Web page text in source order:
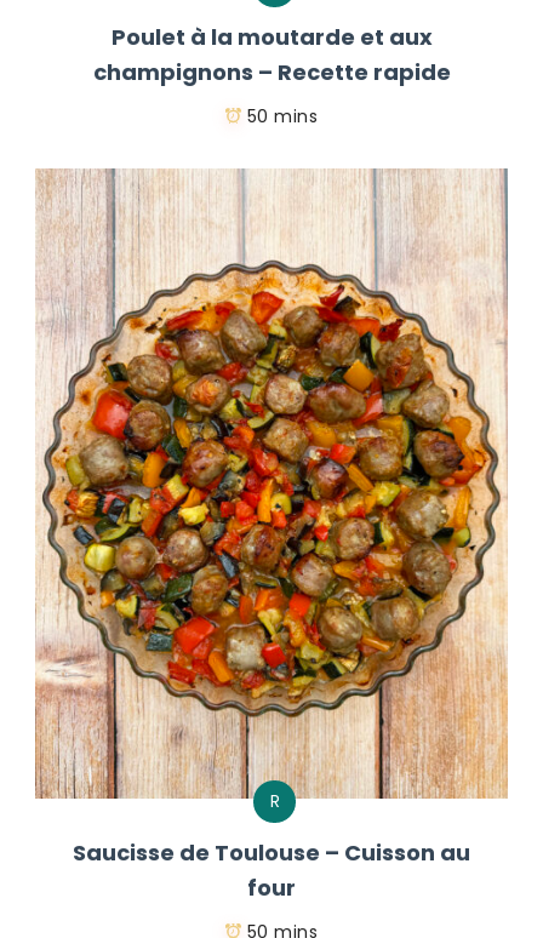
Poulet à la moutarde et aux
champignons – Recette rapide
50 mins
R
Saucisse de Toulouse – Cuisson au
four
50 mins